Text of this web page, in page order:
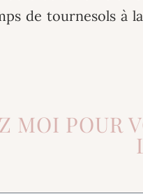
de tournesols à
MOI POUR